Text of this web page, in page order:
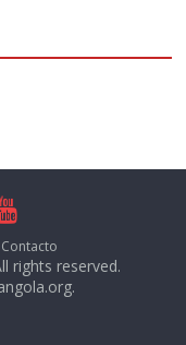
Contacto
rights reserved.
.